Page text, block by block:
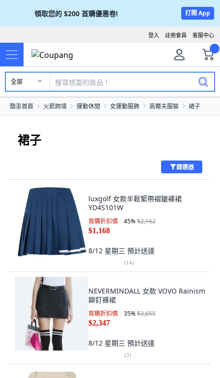
領取您的 $200 首購優惠卷! 打開 App
客服中心
註冊會員
登入
全部
酷澎首頁 火箭跨境 運動休閒 女運動服飾 高爾夫服裝 裙子
裙子
篩選器
luxgolf 女款半鬆緊帶褶皺褲裙
YD4S101W
首購折扣價 45%$2,162
$1,168
8/12 星期三 預計送達
(14)
NEVERMINDALL 女款 VOVO Rainism
鉚釘褲裙
首購折扣價 35%$3,655
$2,347
8/12 星期三 預計送達
(3)